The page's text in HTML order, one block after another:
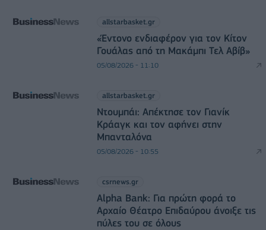
allstarbasket.gr
«Έντονο ενδιαφέρον για τον Κίτον
Γουάλας από τη Μακάμπι Τελ Αβίβ»
05/08/2026 - 11:10
allstarbasket.gr
Ντουμπάι: Απέκτησε τον Γιανίκ
Κράαγκ και τον αφήνει στην
Μπανταλόνα
05/08/2026 - 10:55
csrnews.gr
Alpha Bank: Για πρώτη φορά το
Αρχαίο Θέατρο Επιδαύρου άνοιξε τις
πύλες του σε όλους